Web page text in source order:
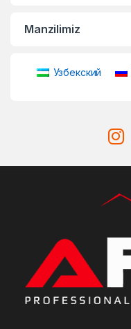
Manzilimiz
Узбекский